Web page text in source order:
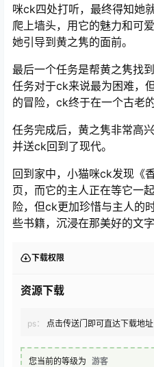
咪ck四处打听，最终得知她
爬上墙头，用它的魅力和可
她引导到黄之隽的面前。
最后一个任务是帮黄之隽找
任务对于ck来说最为困难，
的冒险，ck终于在一个古老
任务完成后，黄之隽非常高
并送ck回到了现代。
回到家中，小猫咪ck发现《
页，而它的主人正在等它一
险，但ck更加珍惜与主人的
些书籍，沉浸在那美好的文字
下载权限
资源下载
ps： 点击传送门即可直达下载地址
您当前的等级为 游客